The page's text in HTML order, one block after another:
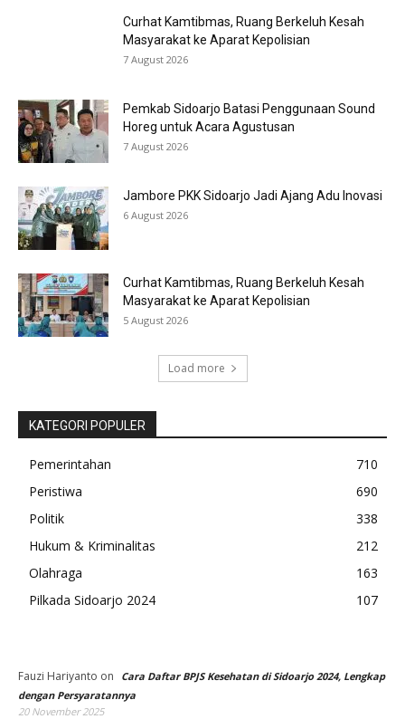
Curhat Kamtibmas, Ruang Berkeluh Kesah
Masyarakat ke Aparat Kepolisian
7 August 2026
Pemkab Sidoarjo Batasi Penggunaan Sound
Horeg untuk Acara Agustusan
7 August 2026
Jambore PKK Sidoarjo Jadi Ajang Adu Inovasi
6 August 2026
Curhat Kamtibmas, Ruang Berkeluh Kesah
Masyarakat ke Aparat Kepolisian
5 August 2026
Load more
KATEGORI POPULER
Pemerintahan
710
Peristiwa
690
Politik
338
Hukum & Kriminalitas
212
Olahraga
163
Pilkada Sidoarjo 2024
107
Fauzi Hariyanto on
Cara Daftar BPJS Kesehatan di Sidoarjo 2024, Lengkap
dengan Persyaratannya
20 November 2025